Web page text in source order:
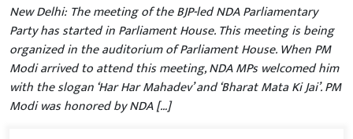
New Delhi: The meeting of the BJP-led NDA Parliamentary
Party has started in Parliament House. This meeting is being
organized in the auditorium of Parliament House. When PM
Modi arrived to attend this meeting, NDA MPs welcomed him
with the slogan ‘Har Har Mahadev’ and ‘Bharat Mata Ki Jai’. PM
Modi was honored by NDA […]